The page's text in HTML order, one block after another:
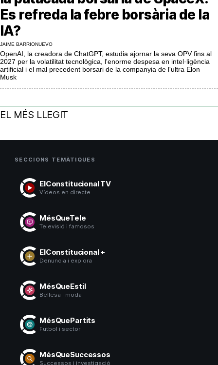
MésQueSuccessos
MésQueMercats
JudiciExprés
INVESTIGACIÓ
INTERNACIONAL
MUNICIPIS
Es refreda la febre borsària de la
IA?
JAIME BARRIONUEVO
OpenAI, la creadora de ChatGPT, estudia ajornar la seva OPV fins al
2027 per la volatilitat tecnològica, l'enorme despesa en intel·ligència
artificial i el mal precedent borsari de la companyia de l'ultra Elon
Musk
EL MÉS LLEGIT
SECCIONS TEMÀTIQUES
ElConstitucional TV
Vídeos en directe
MésQueTele
Televisió i famosos
ElConstitucional +
Denuncia i explora
MésQueEstil
Bellesa i moda
MésQuePartits
Futbol i sector
MésQueSuccessos
Successos i investigació